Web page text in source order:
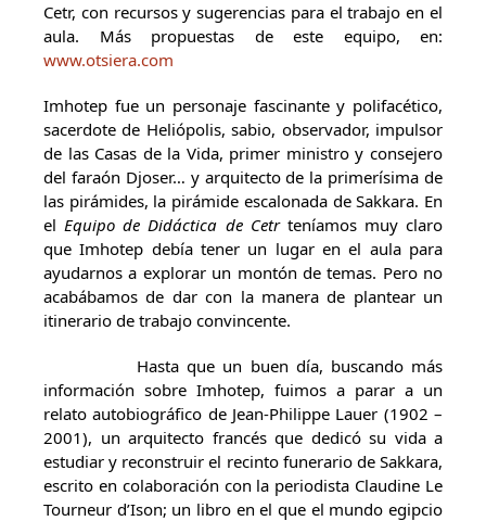
Cetr, con recursos y sugerencias para el trabajo en el
aula. Más propuestas de este equipo, en:
www.otsiera.com
Imhotep fue un personaje fascinante y polifacético,
sacerdote de Heliópolis, sabio, observador, impulsor
de las Casas de la Vida, primer ministro y consejero
del faraón Djoser… y arquitecto de la primerísima de
las pirámides, la pirámide escalonada de Sakkara. En
elEquipo de Didáctica de Cetrteníamos muy claro
que Imhotep debía tener un lugar en el aula para
ayudarnos a explorar un montón de temas. Pero no
acabábamos de dar con la manera de plantear un
itinerario de trabajo convincente.
Hasta que un buen día, buscando más
información sobre Imhotep, fuimos a parar a un
relato autobiográfico de Jean-Philippe Lauer (1902 –
2001), un arquitecto francés que dedicó su vida a
estudiar y reconstruir el recinto funerario de Sakkara,
escrito en colaboración con la periodista Claudine Le
Tourneur d’Ison; un libro en el que el mundo egipcio